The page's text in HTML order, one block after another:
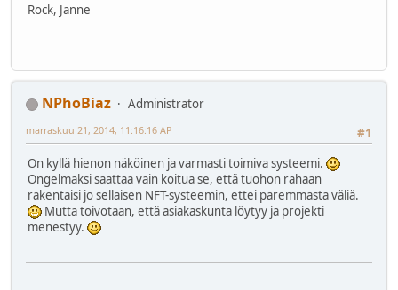
Rock, Janne
NPhoBiaz
Administrator
#1
marraskuu 21, 2014, 11:16:16 AP
On kyllä hienon näköinen ja varmasti toimiva systeemi.
Ongelmaksi saattaa vain koitua se, että tuohon rahaan
rakentaisi jo sellaisen NFT-systeemin, ettei paremmasta väliä.
Mutta toivotaan, että asiakaskunta löytyy ja projekti
menestyy.